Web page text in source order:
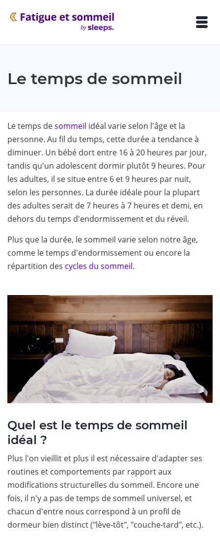
Le temps de sommeil
Le temps desommeil idéal varie selon l'âge et la
personne. Au fil du temps, cette durée a tendance à
diminuer. Un bébé dort entre 16 à 20 heures par jour,
tandis qu'un adolescent dormir plutôt 9 heures. Pour
les adultes, il se situe entre 6 et 9 heures par nuit,
selon les personnes. La durée idéale pour la plupart
des adultes serait de 7 heures à 7 heures et demi, en
dehors du temps d'endormissement et du réveil.
Plus que la durée, le sommeil varie selon notre âge,
comme le temps d'endormissement ou encore la
répartition des cycles du sommeil.
Quel est le temps de sommeil
idéal ?
Plus l'on vieillit et plus il est nécessaire d'adapter ses
routines et comportements par rapport aux
modifications structurelles du sommeil. Encore une
fois, il n'y a pas de temps de sommeil universel, et
chacun d'entre nous correspond à un profil de
dormeur bien distinct ("lève-tôt", "couche-tard", etc.).